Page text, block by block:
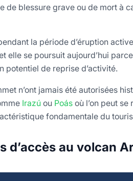
de blessure grave ou de mort à
la période d’éruption
elle se poursuit aujourd’hui
potentiel de reprise d’activité.
n’ont jamais été autorisées
Irazú ou Poás où l’on peut
fondamentale du
d’accès au volcan